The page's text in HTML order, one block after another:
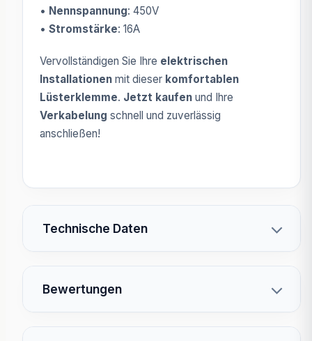
• Nennspannung: 450V
• Stromstärke: 16A
Vervollständigen Sie Ihre elektrischen
Installationen mit dieser komfortablen
Lüsterklemme. Jetzt kaufen und Ihre
Verkabelung schnell und zuverlässig
anschließen!
Technische Daten
Bewertungen